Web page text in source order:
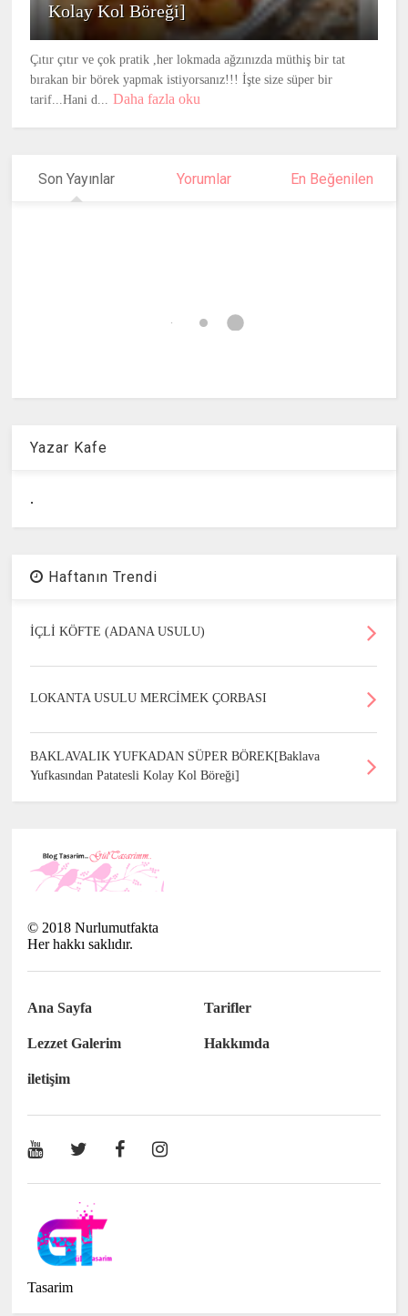
Kolay Kol Böreği]
Çıtır çıtır ve çok pratik ,her lokmada ağzınızda müthiş bir tat
bırakan bir börek yapmak istiyorsanız!!! İşte size süper bir
tarif...Hani d... Daha fazla oku
Son Yayınlar Yorumlar En Beğenilen
Yazar Kafe
.
Haftanın Trendi
İÇLİ KÖFTE (ADANA USULU)
LOKANTA USULU MERCİMEK ÇORBASI
BAKLAVALIK YUFKADAN SÜPER BÖREK[Baklava
Yufkasından Patatesli Kolay Kol Böreği]
© 2018 Nurlumutfakta
Her hakkı saklıdır.
Ana Sayfa Tarifler
Lezzet Galerim Hakkımda
iletişim
Tasarim